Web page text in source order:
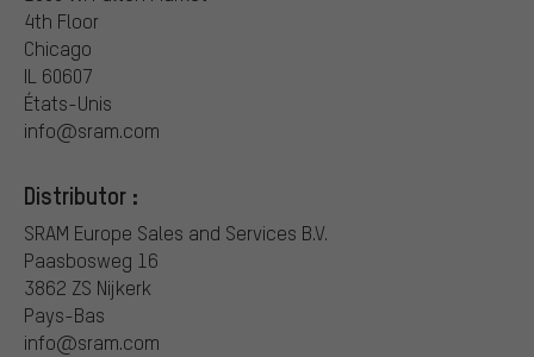
4th Floor
Chicago
IL 60607
États-Unis
info@sram.com
Distributor :
SRAM Europe Sales and Services B.V.
Paasbosweg 16
3862 ZS Nijkerk
Pays-Bas
info@sram.com